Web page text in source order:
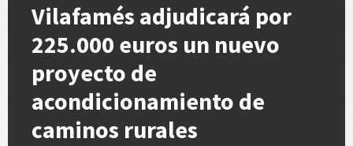
Vilafamés adjudicará por
225.000 euros un nuevo
proyecto de
acondicionamiento de
caminos rurales